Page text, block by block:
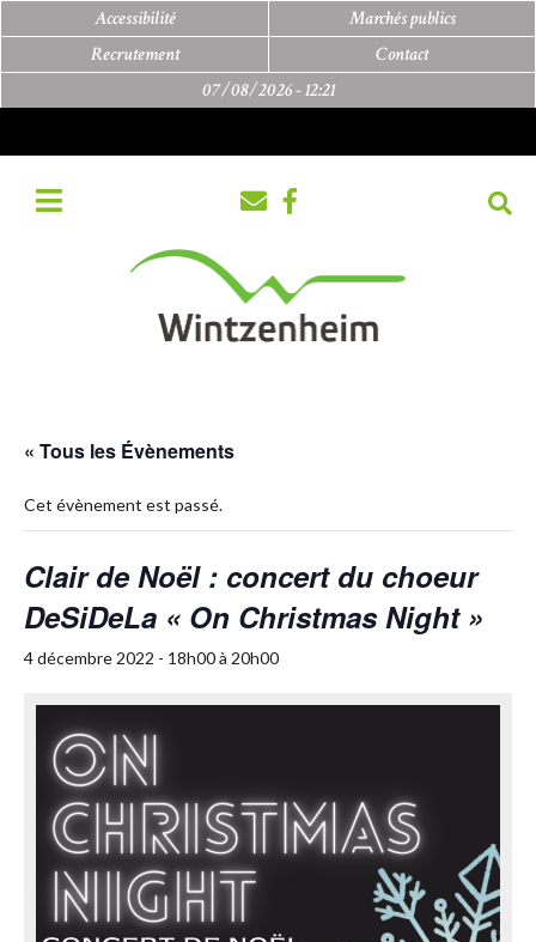
Accessibilité
Marchés publics
Recrutement
Contact
07/08/2026 -12:21
« Tous les Évènements
Cet évènement est passé.
Clair de Noël : concert du choeur
DeSiDeLa « On Christmas Night »
4 décembre 2022 - 18h00à 20h00